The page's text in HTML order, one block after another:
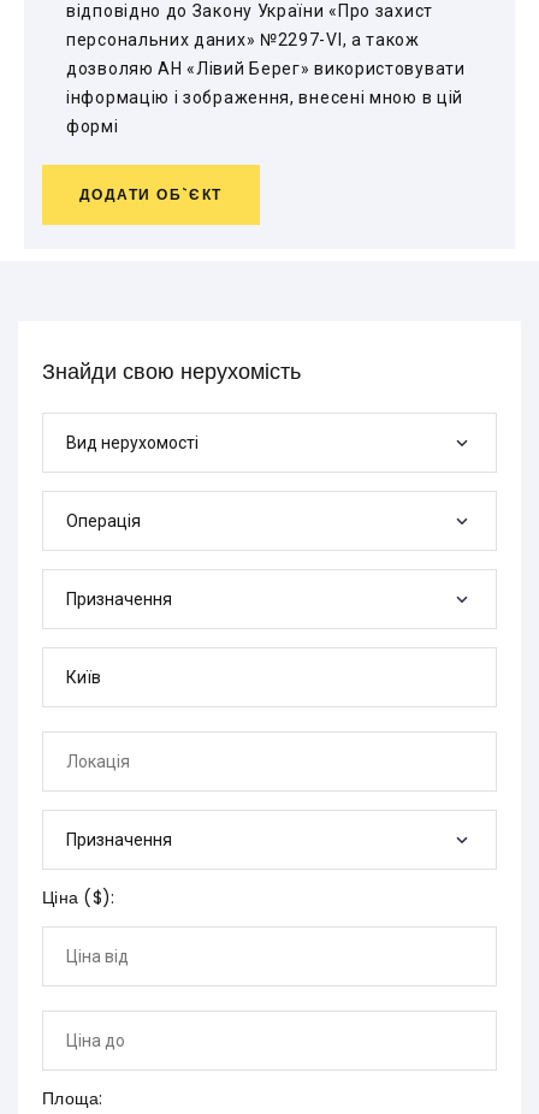
відповідно до Закону України «Про захист
персональних даних» №2297-VI, а також
дозволяю АН «Лівий Берег» використовувати
інформацію і зображення, внесені мною в цій
формі
ДОДАТИ ОБ`ЄКТ
Знайди свою нерухомість
Вид нерухомості
Операція
Призначення
Призначення
Ціна ($):
Площа: